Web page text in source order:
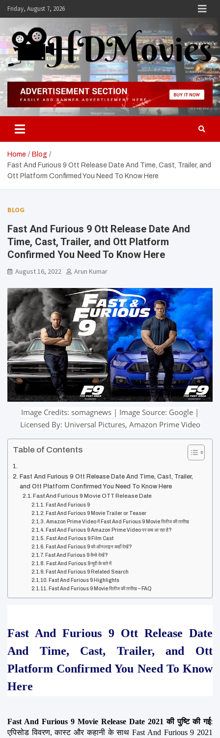
SkipFriday, August 7, 2026
Hdmovies
Home
Blog
Fast And Furious 9 Ott Release Date And Time, Cast, Trailer, and
Ott Platform Confirmed You Need To Know Here
BLOG
Fast And Furious 9 Ott Release Date And
Time, Cast, Trailer, and Ott Platform
Confirmed You Need To Know Here
August 16, 2022 Arun Kumar
Image Credits: somagnews | Image Source: Google |
Licensed By: Universal Pictures, Amazon Prime Video
Table of Contents
Fast And Furious 9 Ott Release Date And Time, Cast, Trailer,
and Ott Platform Confirmed You Need To Know Here
Fast And Furious 9 Movie OTT Release Date
Fast And Furious 9
Fast And Furious 9 Movie Trailer or Teaser
Amazon Prime Video में Fast And Furious 9 Movie रिलीज की तारीख
Fast And Furious 9 Amazon Prime Video पर कब आ रहा है?
Fast And Furious 9 Film Cast
Fast And Furious 9 को ऑनलाइन कहाँ देखें?
Fast And Furious 9 कैसे देखें?
Fast And Furious 9 मूवी के बारे में
Fast And Furious 9 Related Search
Fast And Furious 9 Highlights
Fast And Furious 9 Movie रिलीज की तारीख – FAQ
Fast And Furious 9 Ott Release Date
And Time, Cast, Trailer, and Ott
Platform Confirmed You Need To Know
Here
Fast And Furious 9 Movie Release Date 2021 की पुष्टि की गई:
एपिसोड विवरण, कास्ट और कहानी के साथ Fast And Furious 9 2021